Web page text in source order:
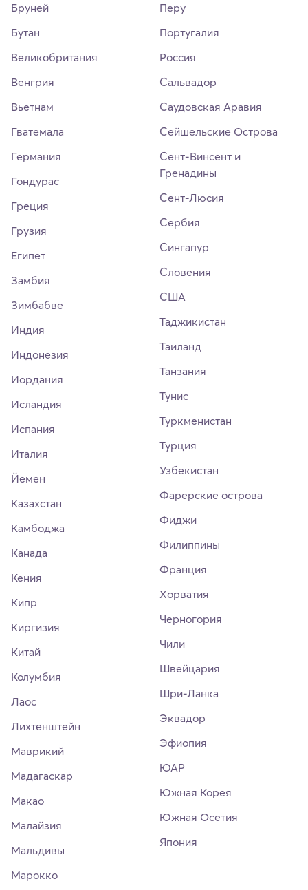
Бруней
Бутан
Великобритания
Венгрия
Вьетнам
Гватемала
Германия
Гондурас
Греция
Грузия
Египет
Замбия
Зимбабве
Индия
Индонезия
Иордания
Исландия
Испания
Италия
Йемен
Казахстан
Камбоджа
Канада
Кения
Кипр
Киргизия
Китай
Колумбия
Лаос
Лихтенштейн
Маврикий
Мадагаскар
Макао
Малайзия
Мальдивы
Марокко
Перу
Португалия
Россия
Сальвадор
Саудовская Аравия
Сейшельские Острова
Сент-Винсент и
Гренадины
Сент-Люсия
Сербия
Сингапур
Словения
США
Таджикистан
Таиланд
Танзания
Тунис
Туркменистан
Турция
Узбекистан
Фарерские острова
Фиджи
Филиппины
Франция
Хорватия
Черногория
Чили
Швейцария
Шри-Ланка
Эквадор
Эфиопия
ЮАР
Южная Корея
Южная Осетия
Япония